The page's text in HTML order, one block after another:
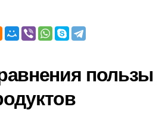
пользы